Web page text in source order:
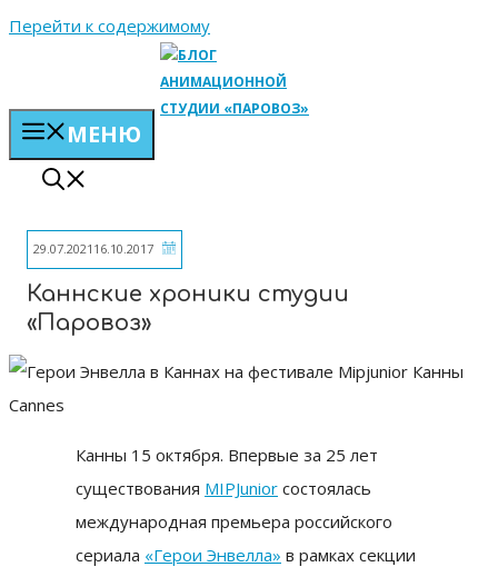
Перейти к содержимому
МЕНЮ
Каннские хроники студии
«Паровоз»
29.07.2021 16.10.2017
Канны 15 октября. Впервые за 25 лет
существования MIPJunior состоялась
международная премьера российского
сериала «Герои Энвелла» в рамках секции